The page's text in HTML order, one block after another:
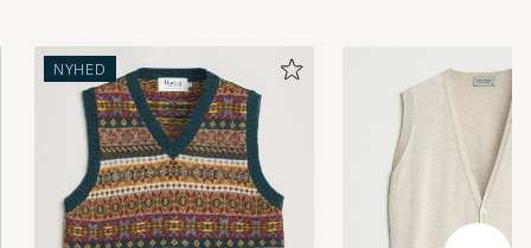
NYHED